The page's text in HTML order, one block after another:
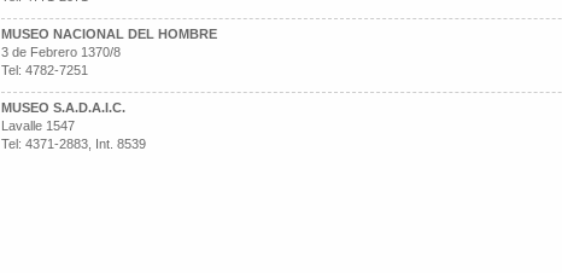
MUSEO NACIONAL DEL HOMBRE
3 de Febrero 1370/8
Tel: 4782-7251
MUSEO S.A.D.A.I.C.
Lavalle 1547
Tel: 4371-2883, Int. 8539